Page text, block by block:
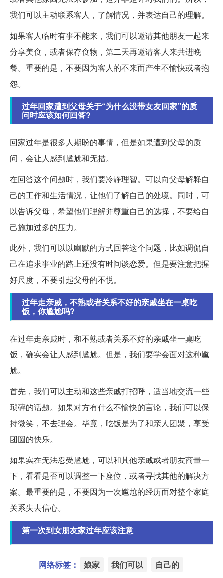
我们可以主动联系客人，了解情况，并表达自己的理解。
如果客人临时有事不能来，我们可以邀请其他朋友一起来
分享美食，或者保存食物，第二天再邀请客人来共进晚
餐。重要的是，不要因为客人的不来而产生不愉快或者抱
怨。
过年回家遭到父母关于“为什么没带女友回家”的质
问时应该如何回答?
回家过年是很多人期盼的事情，但是如果遭到父母的质
问，会让人感到尴尬和无措。
在回答这个问题时，我们要冷静理智。可以向父母解释自
己的工作和生活情况，让他们了解自己的处境。同时，可
以告诉父母，希望他们理解并尊重自己的选择，不要给自
己施加过多的压力。
此外，我们可以以幽默的方式回答这个问题，比如调侃自
己在追求事业的路上还没有时间谈恋爱。但是要注意把握
好尺度，不要引起父母的不悦。
过年走亲戚，不熟或者关系不好的亲戚坐在一桌吃
饭，你尴尬吗?
在过年走亲戚时，和不熟或者关系不好的亲戚坐一桌吃
饭，确实会让人感到尴尬。但是，我们要学会面对这种尴
尬。
首先，我们可以主动和这些亲戚打招呼，适当地交流一些
琐碎的话题。如果对方有什么不愉快的言论，我们可以保
持微笑，不去理会。毕竟，吃饭是为了和亲人团聚，享受
团圆的快乐。
如果实在无法忍受尴尬，可以和其他亲戚或者朋友商量一
下，看看是否可以调整一下座位，或者寻找其他的解决方
案。最重要的是，不要因为一次尴尬的经历而对整个家庭
关系失去信心。
第一次到女朋友家过年应该注意
网络标签： 娘家 我们可以 自己的